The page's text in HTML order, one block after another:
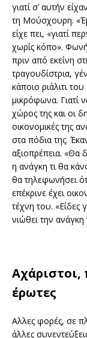
γιατί σ’ αυτήν
τη Μούσχουρη.
είχε πει, «γιατί
χωρίς κόπο».
πριν από εκείνη
τραγουδίστρια,
κάποιο ριάλιτι
μικρόφωνα. Γιατί
χώρος της και οι
οικονομικές της
στα πόδια της.
αξιοπρέπεια. «Θα
η ανάγκη τι θα
θα τηλεφωνήσει
επέκρινε έχει
τέχνη του. «Είδες
νιώθει την
Αχάριστοι,
έρωτες
Αλλες φορές, σε
άλλες